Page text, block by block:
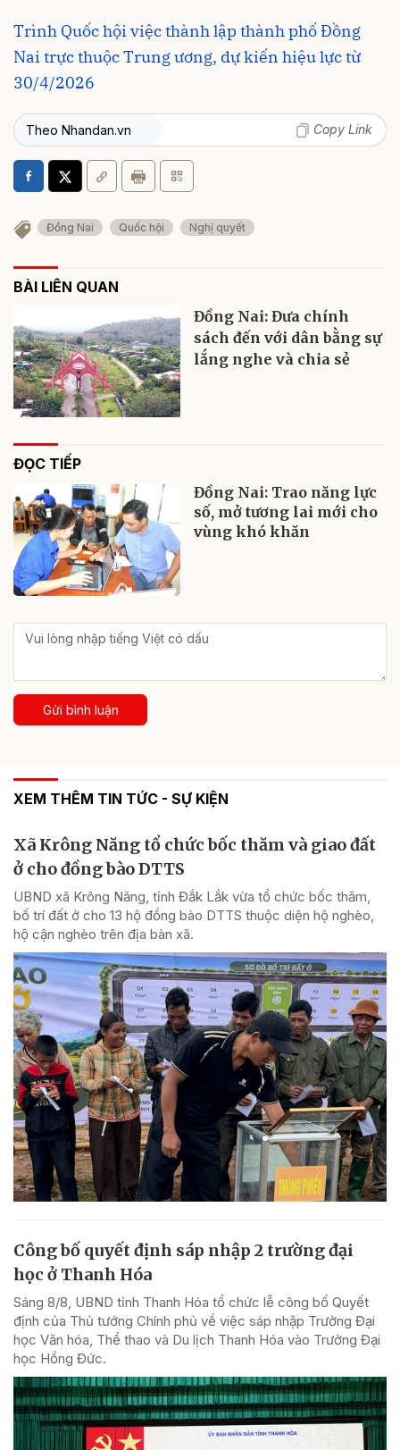
Trình Quốc hội việc thành lập thành phố Đồng
Nai trực thuộc Trung ương, dự kiến hiệu lực từ
30/4/2026
Theo Nhandan.vn Copy Link
Đồng Nai Quốc hội Nghị quyết
BÀI LIÊN QUAN
Đồng Nai: Đưa chính
sách đến với dân bằng sự
lắng nghe và chia sẻ
ĐỌC TIẾP
Đồng Nai: Trao năng lực
số, mở tương lai mới cho
vùng khó khăn
Gửi bình luận
XEM THÊM TIN TỨC - SỰ KIỆN
Xã Krông Năng tổ chức bốc thăm và giao đất
ở cho đồng bào DTTS
UBND xã Krông Năng, tỉnh Đắk Lắk vừa tổ chức bốc thăm,
bố trí đất ở cho 13 hộ đồng bào DTTS thuộc diện hộ nghèo,
hộ cận nghèo trên địa bàn xã.
Công bố quyết định sáp nhập 2 trường đại
học ở Thanh Hóa
Sáng 8/8, UBND tỉnh Thanh Hóa tổ chức lễ công bố Quyết
định của Thủ tướng Chính phủ về việc sáp nhập Trường Đại
học Văn hóa, Thể thao và Du lịch Thanh Hóa vào Trường Đại
học Hồng Đức.